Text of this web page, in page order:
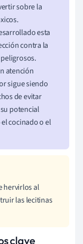
sobre la
esta
contra la
atención
sigue siendo
de evitar
potencial
cocinado o el
hervirlos al
las lecitinas
clave